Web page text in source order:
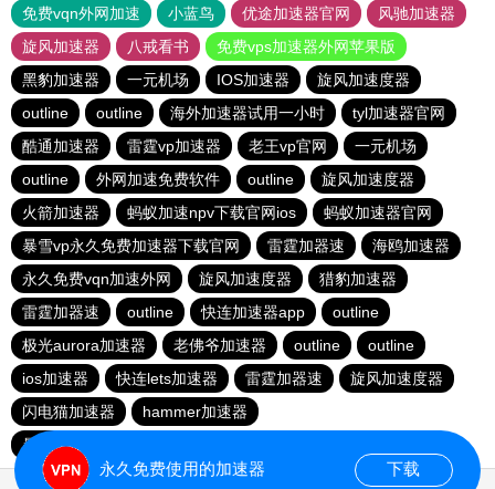
免费vqn外网加速
小蓝鸟 优途加速器官网
风驰加速器
旋风加速器
八戒看书
免费vps加速器外网苹果版
黑豹加速器
一元机场 IOS加速器
旋风加速度器
outline
outline 海外加速器试用一小时
tyl加速器官网
酷通加速器
雷霆vp加速器 老王vp官网
一元机场
outline
外网加速免费软件 outline
旋风加速度器
火箭加速器
蚂蚁加速npv下载官网ios
蚂蚁加速器官网
暴雪vp永久免费加速器下载官网
雷霆加器速
海鸥加速器
永久免费vqn加速外网
旋风加速度器
猎豹加速器
雷霆加器速
outline 快连加速器app
outline
极光aurora加速器
老佛爷加速器 outline
outline
ios加速器
快连lets加速器 雷霆加器速
旋风加速度器
闪电猫加速器
hammer加速器
暴雪vp永久免费加速器下载官网
永久免费使用的加速器 下载